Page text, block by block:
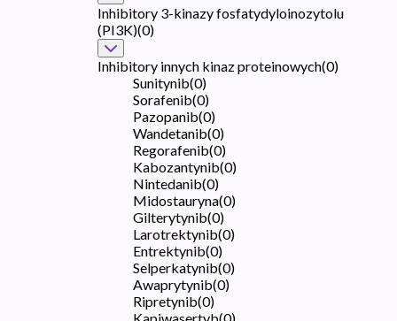
Inhibitory 3-kinazy fosfatydyloinozytolu
(PI3K)(0)
Inhibitory innych kinaz proteinowych(0)
Sunitynib(0)
Sorafenib(0)
Pazopanib(0)
Wandetanib(0)
Regorafenib(0)
Kabozantynib(0)
Nintedanib(0)
Midostauryna(0)
Gilterytynib(0)
Larotrektynib(0)
Entrektynib(0)
Selperkatynib(0)
Awaprytynib(0)
Ripretynib(0)